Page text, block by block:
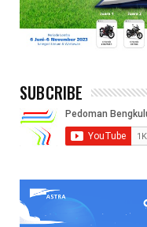
SUBCRIBE